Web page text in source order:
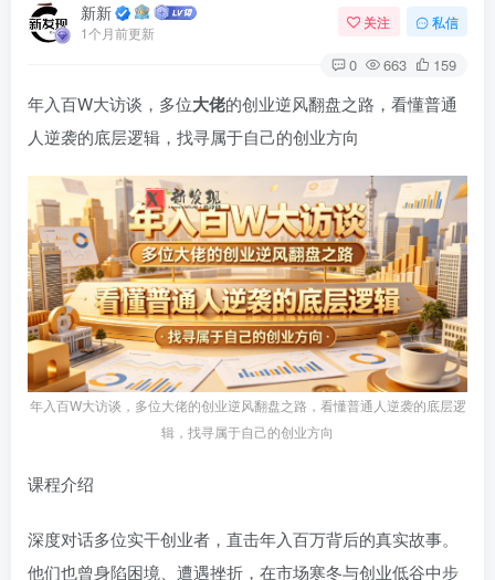
新新
1个月前更新
关注 私信
0 663 159
年入百W大访谈，多位大佬的创业逆风翻盘之路，看懂普通
人逆袭的底层逻辑，找寻属于自己的创业方向
年入百W大访谈，多位大佬的创业逆风翻盘之路，看懂普通人逆袭的底层逻
辑，找寻属于自己的创业方向
课程介绍
深度对话多位实干创业者，直击年入百万背后的真实故事。
他们也曾身陷困境、遭遇挫折，在市场寒冬与创业低谷中步